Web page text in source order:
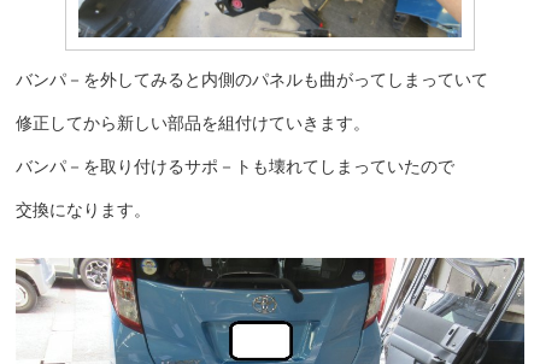
バンパ－を外してみると内側のパネルも曲がってしまっていて
修正してから新しい部品を組付けていきます。
バンパ－を取り付けるサポ－トも壊れてしまっていたので
交換になります。